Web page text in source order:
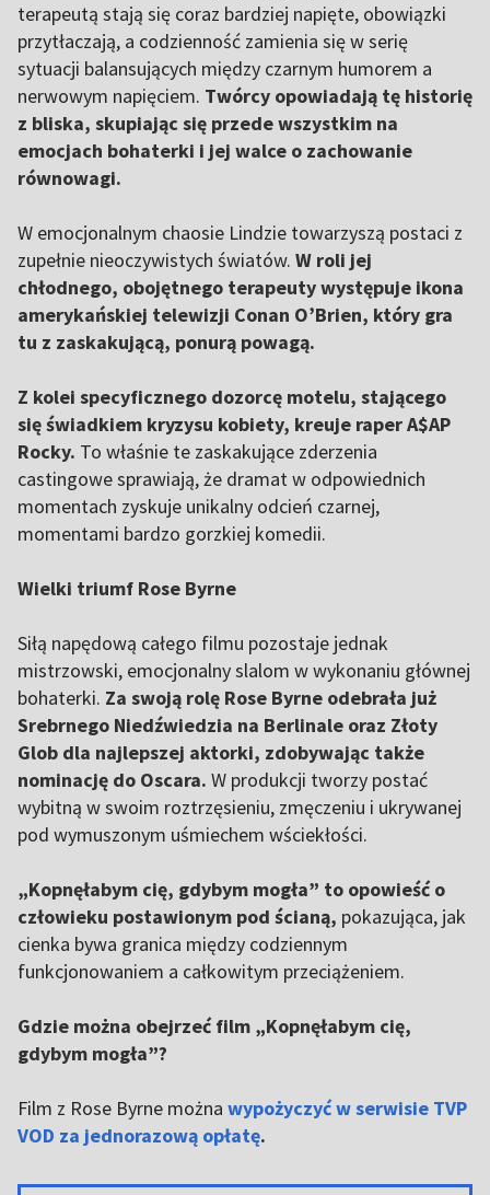
terapeutą stają się coraz bardziej napięte, obowiązki
przytłaczają, a codzienność zamienia się w serię
sytuacji balansujących między czarnym humorem a
nerwowym napięciem. Twórcy opowiadają tę historię
z bliska, skupiając się przede wszystkim na
emocjach bohaterki i jej walce o zachowanie
równowagi.
W emocjonalnym chaosie Lindzie towarzyszą postaci z
zupełnie nieoczywistych światów. W roli jej
chłodnego, obojętnego terapeuty występuje ikona
amerykańskiej telewizji Conan O’Brien, który gra
tu z zaskakującą, ponurą powagą.
Z kolei specyficznego dozorcę motelu, stającego
się świadkiem kryzysu kobiety, kreuje raper A$AP
Rocky. To właśnie te zaskakujące zderzenia
castingowe sprawiają, że dramat w odpowiednich
momentach zyskuje unikalny odcień czarnej,
momentami bardzo gorzkiej komedii.
Wielki triumf Rose Byrne
Siłą napędową całego filmu pozostaje jednak
mistrzowski, emocjonalny slalom w wykonaniu głównej
bohaterki. Za swoją rolę Rose Byrne odebrała już
Srebrnego Niedźwiedzia na Berlinale oraz Złoty
Glob dla najlepszej aktorki, zdobywając także
nominację do Oscara. W produkcji tworzy postać
wybitną w swoim roztrzęsieniu, zmęczeniu i ukrywanej
pod wymuszonym uśmiechem wściekłości.
„Kopnęłabym cię, gdybym mogła” to opowieść o
człowieku postawionym pod ścianą, pokazująca, jak
cienka bywa granica między codziennym
funkcjonowaniem a całkowitym przeciążeniem.
Gdzie można obejrzeć film „Kopnęłabym cię,
gdybym mogła”?
Film z Rose Byrne można wypożyczyć w serwisie TVP
VOD za jednorazową opłatę.